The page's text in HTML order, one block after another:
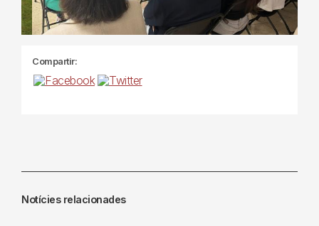
Compartir:
Notícies relacionades